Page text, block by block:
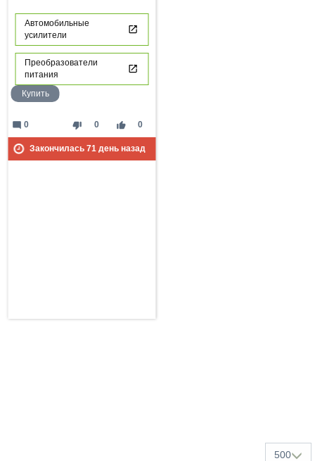
Автомобильные
усилители
Преобразователи
питания
Купить
thumb_down 0 thumb_up 0
mode_comment 0
Закончилась 71день назад
500